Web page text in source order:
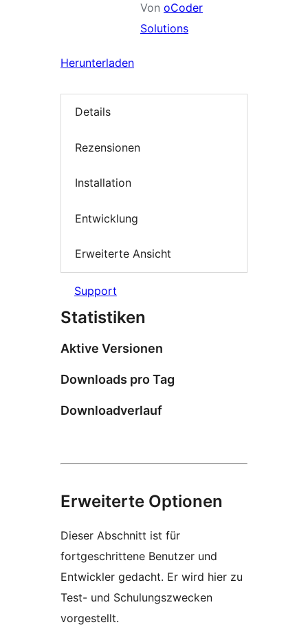
Von oCoder
Solutions
Herunterladen
Details
Rezensionen
Installation
Entwicklung
Erweiterte Ansicht
Support
Statistiken
Aktive Versionen
Downloads pro Tag
Downloadverlauf
Erweiterte Optionen
Dieser Abschnitt ist für
fortgeschrittene Benutzer und
Entwickler gedacht. Er wird hier zu
Test- und Schulungszwecken
vorgestellt.